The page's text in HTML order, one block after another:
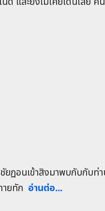
ฏอนเข้าสิงมาพบกับกับท่
ายทัก อ่านต่อ...